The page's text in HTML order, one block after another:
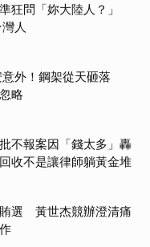
狂問「妳大陸人？」
人
外！鋼架從天砸落
略
不報案因「錢太多」轟
收不是讓律師躺黃金堆
選 黃世杰競辦澄清痛